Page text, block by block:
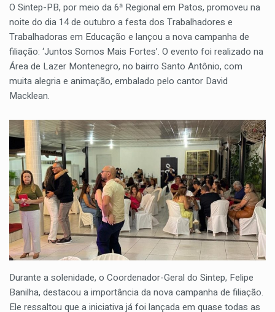
O Sintep-PB, por meio da 6ª Regional em Patos, promoveu na
noite do dia 14 de outubro a festa dos Trabalhadores e
Trabalhadoras em Educação e lançou a nova campanha de
filiação: ‘Juntos Somos Mais Fortes’. O evento foi realizado na
Área de Lazer Montenegro, no bairro Santo Antônio, com
muita alegria e animação, embalado pelo cantor David
Macklean.
Durante a solenidade, o Coordenador-Geral do Sintep, Felipe
Banilha, destacou a importância da nova campanha de filiação.
Ele ressaltou que a iniciativa já foi lançada em quase todas as